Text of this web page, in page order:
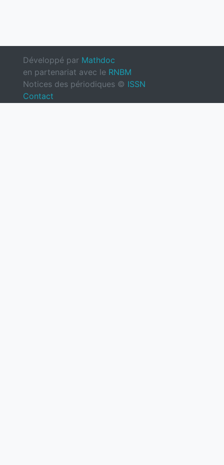
Développé par Mathdoc
en partenariat avec le RNBM
Notices des périodiques © ISSN
Contact